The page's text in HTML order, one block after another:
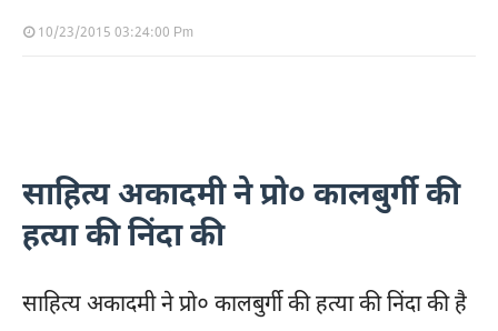
10/23/2015 03:24:00 Pm
साहित्य अकादमी ने प्रो० कालबुर्गी की
हत्या की निंदा की
साहित्य अकादमी ने प्रो० कालबुर्गी की हत्या की निंदा की है